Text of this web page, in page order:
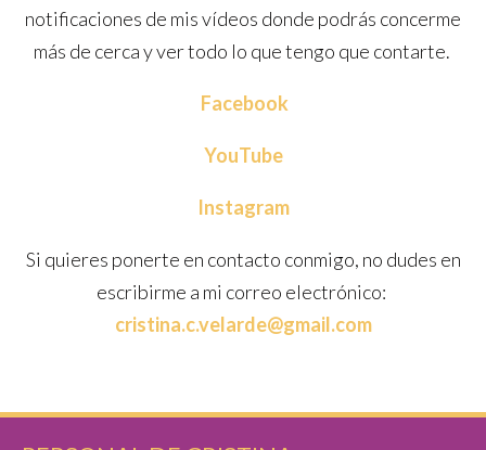
notificaciones de mis vídeos donde podrás concerme
más de cerca y ver todo lo que tengo que contarte.
Facebook
YouTube
Instagram
Si quieres ponerte en contacto conmigo, no dudes en
escribirme a mi correo electrónico:
cristina.c.velarde@gmail.com